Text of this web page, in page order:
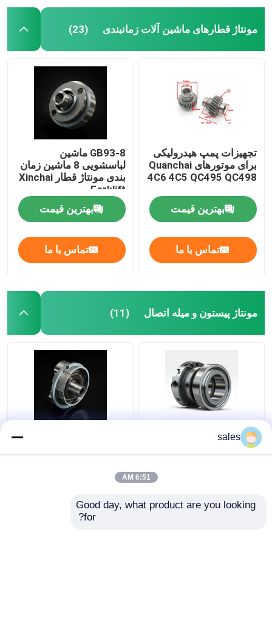
مونتاژ قطارهای ماشین آلات زمانبندی (23)
تجهیزات پمپ هیدرولیکی
برای موتورهای Quanchai
4C6 4C5 QC495 QC498
بهترین قیمت
تماس با ما
GB93-8 ماشین
لباسشویی 8 ماشین زمان
بندی مونتاژ قطار Xinchai
Forklift
بهترین قیمت
تماس با ما
مونتاژ پیستون و میله اتصال (11)
فشرده سازی دوم برای
sales
6:51 AM
Good day, what product are you looking
for?